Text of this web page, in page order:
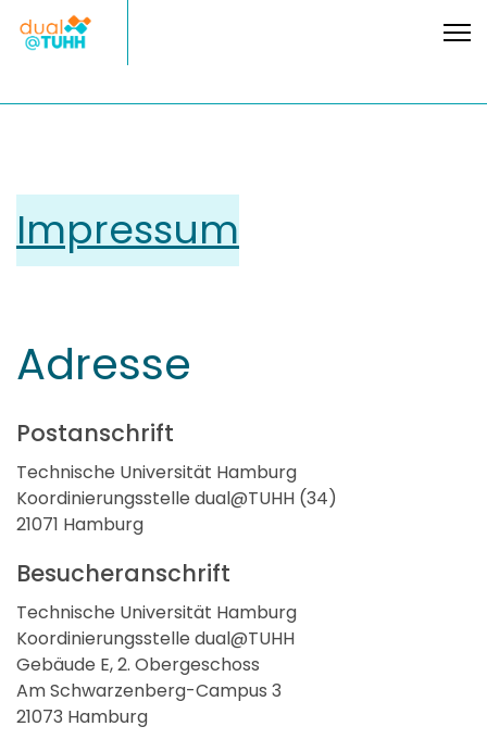
Impressum
Adresse
Postanschrift
Technische Universität Hamburg
Koordinierungsstelle dual@TUHH (34)
21071 Hamburg
Besucheranschrift
Technische Universität Hamburg
Koordinierungsstelle dual@TUHH
Gebäude E, 2. Obergeschoss
Am Schwarzenberg-Campus 3
21073 Hamburg